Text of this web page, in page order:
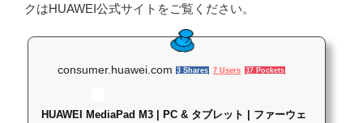
クはHUAWEI公式サイトをご覧ください。
consumer.huawei.com 3 Shares 7 Users 37 Pockets
HUAWEI MediaPad M3 | PC & タブレット | ファーウェ